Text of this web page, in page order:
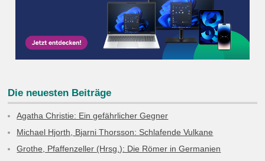
Die neuesten Beiträge
Agatha Christie: Ein gefährlicher Gegner
Michael Hjorth, Bjarni Thorsson: Schlafende Vulkane
Grothe, Pfaffenzeller (Hrsg.): Die Römer in Germanien